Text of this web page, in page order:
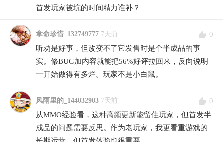
首发玩家被坑的时间精力谁补？
拿命珍惜_132749777 7天前
0
听劝是好事，但改变不了它发售时是个半成品的事
实。修BUG加内容就能把56%好评拉回来，反向说明
一开始做得有多烂。玩家不是小白鼠。
风雨里的_144032903 7天前
0
从MMO经验看，这种高频更新能留住玩家，但首发半
成品的问题需要反思。作为老玩家，我更看重游戏的